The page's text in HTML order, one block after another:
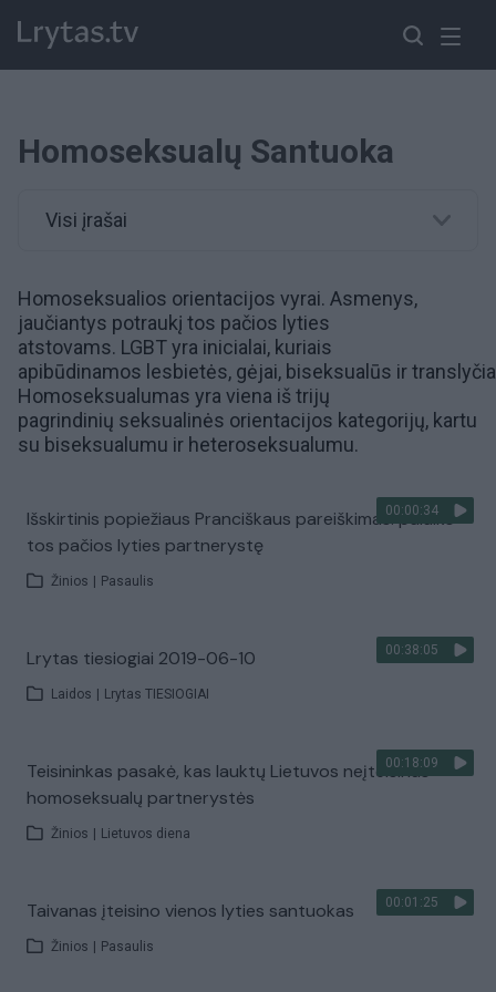
Homoseksualų Santuoka
Visi įrašai
Homoseksualios orientacijos vyrai. Asmenys,
jaučiantys potraukį tos pačios lyties
atstovams. LGBTyra inicialai, kuriais
apibūdinamos lesbietės, gėjai, biseksualūs ir
Homoseksualumas yra viena iš trijų
pagrindinių seksualinės orientacijos kategorijų, kartu
su biseksualumu ir heteroseksualumu.
00:00:34
Išskirtinis popiežiaus Pranciškaus pareiškimas: palaiko
tos pačios lyties partnerystę
Žinios Pasaulis
00:38:05
Lrytas tiesiogiai 2019-06-10
Laidos Lrytas TIESIOGIAI
00:18:09
Teisininkas pasakė, kas lauktų Lietuvos neįteisinus
homoseksualų partnerystės
Žinios Lietuvos diena
00:01:25
Taivanas įteisino vienos lyties santuokas
Žinios Pasaulis